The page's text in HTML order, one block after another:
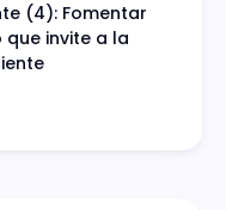
(4): Fomentar
invite a la